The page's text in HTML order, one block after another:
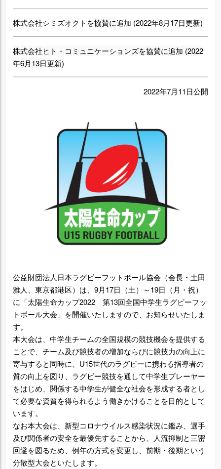
株式会社シミズオクトを協賛に追加 (2022年8月17日更新)
株式会社ヒト・コミュニケーションズを協賛に追加 (2022
年6月13日更新)
2022年7月11日公開
公益財団法人日本ラグビーフットボール協会（会長・土田
雅人、東京都港区）は、9月17日（土）～19日（月・祝）
に「太陽生命カップ2022 第13回全国中学生ラグビーフッ
トボール大会」を開催いたしますので、お知らせいたしま
す。
本大会は、中学生チームの全国規模の競技機会を提供する
ことで、チーム及び競技者の増加ならびに競技力の向上に
寄与すると同時に、U15世代のラグビーに携わる指導者の
質の向上を図り、ラグビー競技を通して中学生プレーヤー
をはじめ、関係する中学生が健全な社会を形成する者とし
て必要な資質を得られるよう働きかけることを目的として
います。
なお本大会は、新型コロナウイルス感染状況に鑑み、選手
及び関係者の安全を最優先することから、人流抑制と三密
回避を図るため、例年の方式を変更し、前期・後期という
分散型大会といたします。